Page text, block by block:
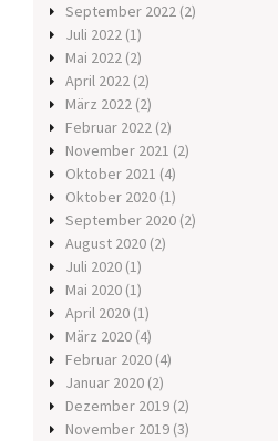
September 2022 (2)
Juli 2022 (1)
Mai 2022 (2)
April 2022 (2)
März 2022 (2)
Februar 2022 (2)
November 2021 (2)
Oktober 2021 (4)
Oktober 2020 (1)
September 2020 (2)
August 2020 (2)
Juli 2020 (1)
Mai 2020 (1)
April 2020 (1)
März 2020 (4)
Februar 2020 (4)
Januar 2020 (2)
Dezember 2019 (2)
November 2019 (3)